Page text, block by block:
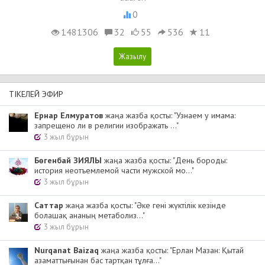
0
1481306
32 55 536 11
ТІКЕЛЕЙ ЭФИР
Ернар Елмуратов жаңа жазба қосты: "Узнаем у имама:
запрещено ли в религии изображать ..."
3 жыл бұрын
Бөгенбай ЗИЯЛЫ жаңа жазба қосты: "День бороды:
история неотъемлемой части мужской мо..."
3 жыл бұрын
Cаттар жаңа жазба қосты: "Әке гені жүктілік кезінде
болашақ ананың метаболиз..."
3 жыл бұрын
Nurqanat Baizaq жаңа жазба қосты: "Ерлан Мазан: Қытай
азаматтығынан бас тартқан тұлға..."